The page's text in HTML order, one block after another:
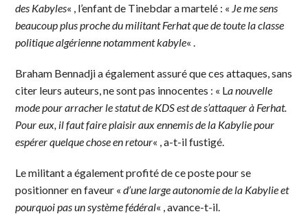
des Kabyles« , l’enfant de Tinebdar a martelé : « Je me sens
beaucoup plus proche du militant Ferhat que de toute la classe
politique algérienne notamment kabyle« .
Braham Bennadji a également assuré que ces attaques, sans
citer leurs auteurs, ne sont pas innocentes : « La nouvelle
mode pour arracher le statut de KDS est de s’attaquer à Ferhat.
Pour eux, il faut faire plaisir aux ennemis de la Kabylie pour
espérer quelque chose en retour« , a-t-il fustigé.
Le militant a également profité de ce poste pour se
positionner en faveur «d’une large autonomie de la Kabylie et
pourquoi pas un système fédéral« , avance-t-il.